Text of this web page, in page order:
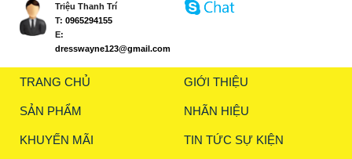
Triệu Thanh Trí
T: 0965294155
E:
dresswayne123@gmail.com
TRANG CHỦ GIỚI THIỆU
SẢN PHẨM NHÃN HIỆU
KHUYẾN MÃI TIN TỨC SỰ KIỆN